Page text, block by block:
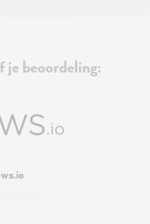
je beoordeling: